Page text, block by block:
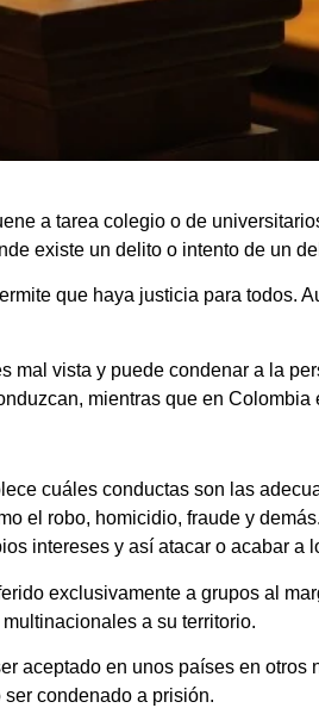
a tarea colegio o de
existe un delito o intento de un
que haya justicia para todos.
mal vista y puede condenar a la
mientras que en
cuáles conductas son las
el robo, homicidio, fraude y
intereses y así atacar o acabar a
exclusivamente a grupos al
a su territorio.
aceptado en unos países en
condenado a prisión.